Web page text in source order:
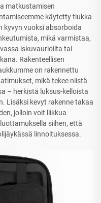
matkustamisen
käytetty tiukka
kyvyn vuoksi absorboida
mikä varmistaa,
iskuvaurioilta tai
Rakenteellisen
on rakennettu
mikä tekee niistä
– herkistä luksus-kelloista
Lisäksi kevyt rakenne takaa
jolloin voit liikkua
siihen, että
linnoituksessa.